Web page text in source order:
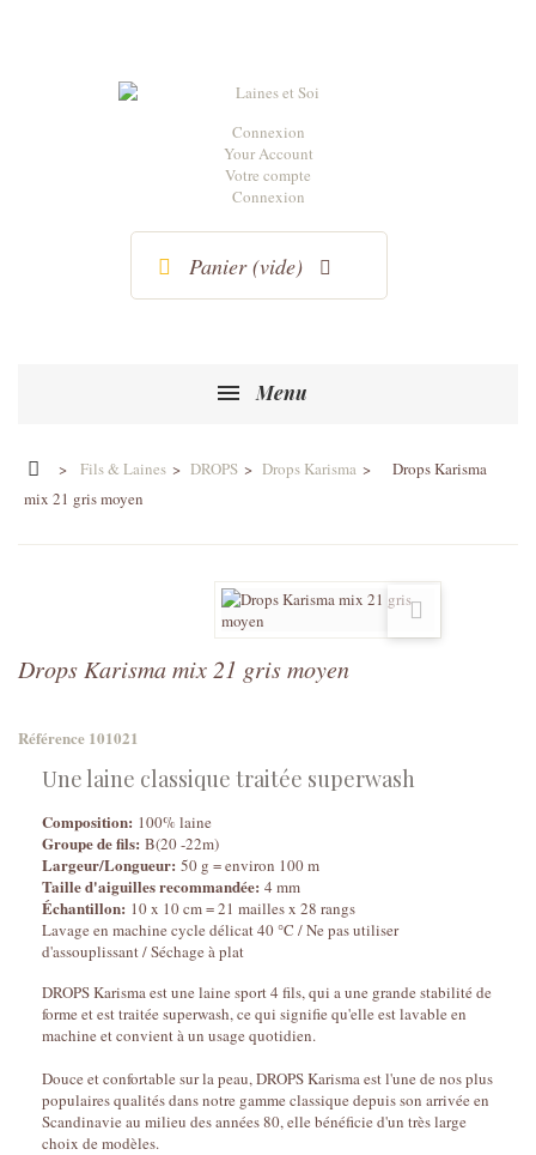
Connexion
Your Account
Votre compte
Connexion
Panier (vide)
Menu
> Fils & Laines > DROPS > Drops Karisma >
Drops Karisma
mix 21 gris moyen
Drops Karisma mix 21 gris moyen
Référence 101021
Une laine classique traitée superwash
Composition: 100% laine
Groupe de fils: B(20 -22m)
Largeur/Longueur: 50 g = environ 100 m
Taille d'aiguilles recommandée: 4 mm
Échantillon: 10 x 10 cm = 21 mailles x 28 rangs
Lavage en machine cycle délicat 40 °C / Ne pas utiliser
d'assouplissant / Séchage à plat
DROPS Karisma est une laine sport 4 fils, qui a une grande stabilité de
forme et est traitée superwash, ce qui signifie qu'elle est lavable en
machine et convient à un usage quotidien.
Douce et confortable sur la peau, DROPS Karisma est l'une de nos plus
populaires qualités dans notre gamme classique depuis son arrivée en
Scandinavie au milieu des années 80, elle bénéficie d'un très large
choix de modèles.